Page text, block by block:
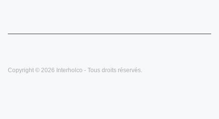
Copyright © 2026 Interholco - Tous droits réservés.